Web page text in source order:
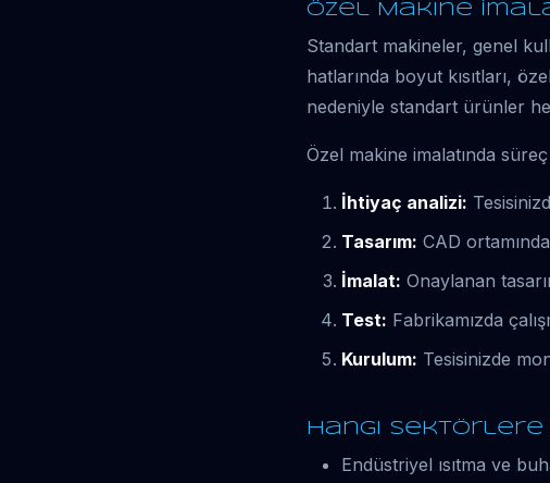
Özel Makine
Standart makineler, genel
hatlarında boyut kısıtları,
nedeniyle standart ürünler
Özel makine imalatında
İhtiyaç analizi:
Tasarım: CAD
İmalat: Onaylanan
Test: Fabrikamızda
Kurulum: Tesisinizde
Hangi Sektörlere
Endüstriyel ısıtma ve